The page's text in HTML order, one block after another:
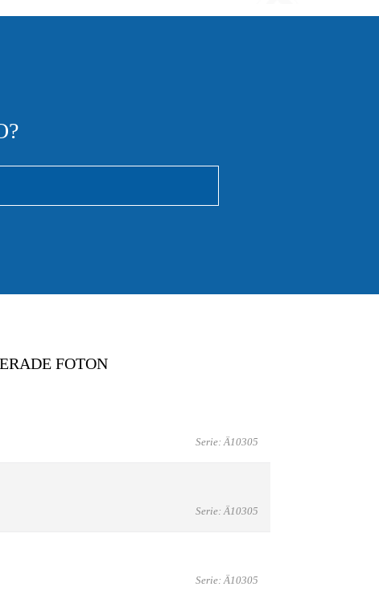
FOTON
Serie: Ä10305
Serie: Ä10305
Serie: Ä10305